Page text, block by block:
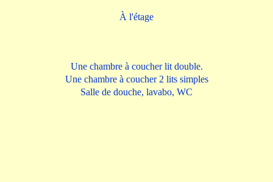
À l'étage
Une chambre à coucher lit double.
Une chambre à coucher 2 lits simples
Salle de douche, lavabo, WC